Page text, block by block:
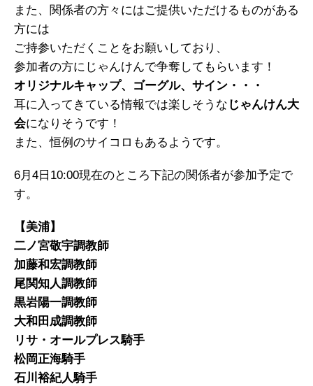
また、関係者の方々にはご提供いただけるものがある
方には
ご持参いただくことをお願いしており、
参加者の方にじゃんけんで争奪してもらいます！
オリジナルキャップ、ゴーグル、サイン・・・
耳に入ってきている情報では楽しそうな じゃんけん大
会になりそうです！
また、恒例のサイコロもあるようです。
6月4日10:00現在のところ下記の関係者が参加予定で
す。
【美浦】
二ノ宮敬宇調教師
加藤和宏調教師
尾関知人調教師
黒岩陽一調教師
大和田成調教師
リサ・オールプレス騎手
松岡正海騎手
石川裕紀人騎手